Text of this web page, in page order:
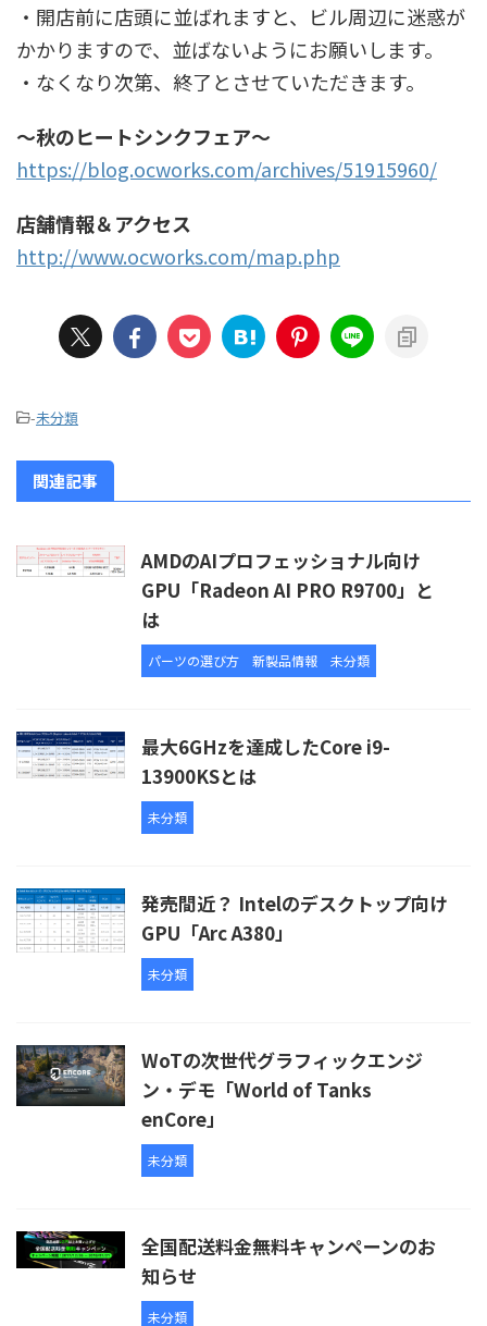
・開店前に店頭に並ばれますと、ビル周辺に迷惑が
かかりますので、並ばないようにお願いします。
・なくなり次第、終了とさせていただきます。
～秋のヒートシンクフェア～
https://blog.ocworks.com/archives/51915960/
店舗情報＆アクセス
http://www.ocworks.com/map.php
-未分類
関連記事
AMDのAIプロフェッショナル向け
GPU「Radeon AI PRO R9700」と
は
パーツの選び方 新製品情報 未分類
最大6GHzを達成したCore i9-
13900KSとは
未分類
発売間近？ Intelのデスクトップ向け
GPU「Arc A380」
未分類
WoTの次世代グラフィックエンジ
ン・デモ「World of Tanks
enCore」
未分類
全国配送料金無料キャンペーンのお
知らせ
未分類